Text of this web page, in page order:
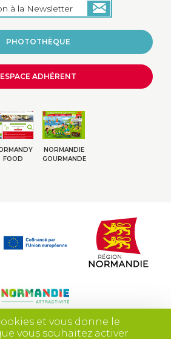
PHOTOTHÈQUE
ESPACE ADHÉRENT
FOOD
NORMANDIE
GOURMANDE
et vous donne le
vous souhaitez activer